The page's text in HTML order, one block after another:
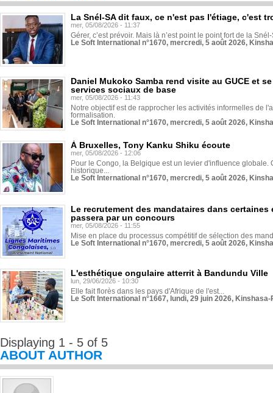
La Snél-SA dit faux, ce n'est pas l'étiage, c'est
mer, 05/08/2026 - 11:37
Gérer, c’est prévoir. Mais là n’est point le point fort de la
Le Soft International n°1670, mercredi, 5 août 2026,
Daniel Mukoko Samba rend visite au GUCE et
services sociaux de base
mer, 05/08/2026 - 11:43
Notre objectif est de rapprocher les activités informelles de
formalisation.
Le Soft International n°1670, mercredi, 5 août 2026,
À Bruxelles, Tony Kanku Shiku écoute
mer, 05/08/2026 - 12:06
Pour le Congo, la Belgique est un levier d'influence globale.
historique...
Le Soft International n°1670, mercredi, 5 août 2026,
Le recrutement des mandataires dans
passera par un concours
mer, 05/08/2026 - 11:55
Mise en place du processus compétitif de sélection des
Le Soft International n°1670, mercredi, 5 août 2026,
L'esthétique ongulaire atterrit à Bandundu Ville
lun, 29/06/2026 - 10:30
Elle fait florès dans les pays d'Afrique de l'est...
Le Soft International n°1667, lundi, 29 juin 2026,
Displaying 1 - 5 of 5
ABOUT AUTHOR